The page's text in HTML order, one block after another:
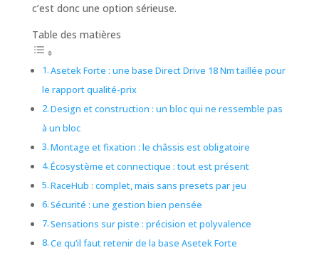
c’est donc une option sérieuse.
Table des matières
Asetek Forte : une base Direct Drive 18 Nm taillée pour
le rapport qualité-prix
Design et construction : un bloc qui ne ressemble pas
à un bloc
Montage et fixation : le châssis est obligatoire
Écosystème et connectique : tout est présent
RaceHub : complet, mais sans presets par jeu
Sécurité : une gestion bien pensée
Sensations sur piste : précision et polyvalence
Ce qu’il faut retenir de la base Asetek Forte